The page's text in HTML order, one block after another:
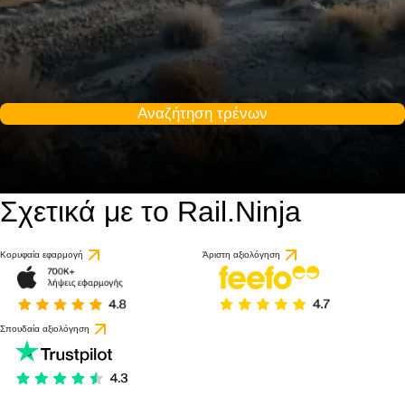
Αναζήτηση τρένων
Σχετικά με το Rail.Ninja
Κορυφαία εφαρμογή Άριστη αξιολόγηση
Σπουδαία αξιολόγηση
9.5 / 10
βάσει 1 κριτικής